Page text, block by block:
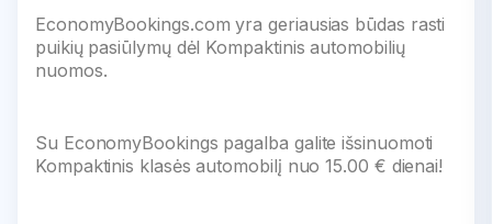
EconomyBookings.com yra geriausias būdas rasti
puikių pasiūlymų dėl Kompaktinis automobilių
nuomos.
Su EconomyBookings pagalba galite išsinuomoti
Kompaktinis klasės automobilį nuo 15.00 € dienai!